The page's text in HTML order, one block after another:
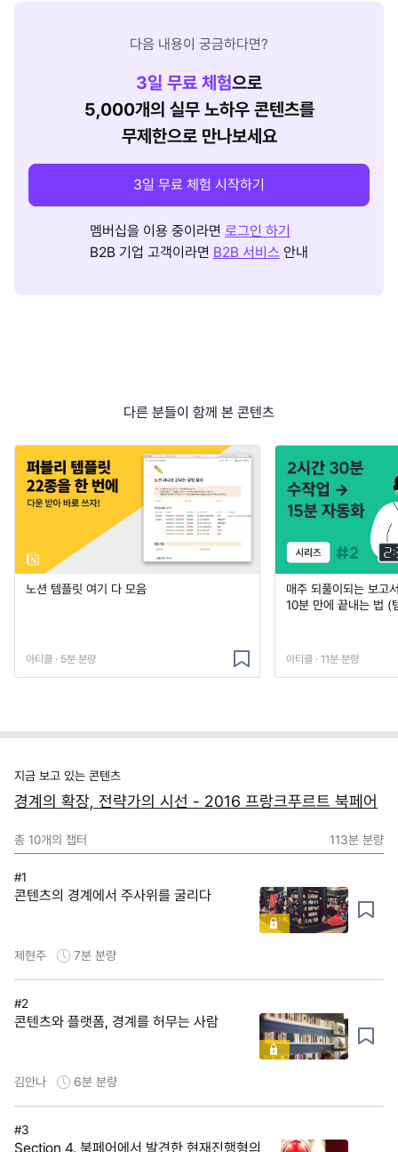
다음 내용이 궁금하다면?
3일 무료 체험으로
5,000개의 실무 노하우 콘텐츠를
무제한으로 만나보세요
3일 무료 체험 시작하기
멤버십을 이용 중이라면 로그인 하기
B2B 기업 고객이라면 B2B 서비스 안내
다른 분들이 함께 본 콘텐츠
노션 템플릿 여기 다 모음
아티클 · 5분 분량
매주 되풀이되는 보고
10분 만에 끝내는 법 (
아티클 · 11분 분량
지금 보고 있는 콘텐츠
경계의 확장, 전략가의 시선 - 2016 프랑크푸르트 북페어
총 10개의 챕터 113분 분량
#1
콘텐츠의 경계에서 주사위를 굴리다
제현주 7분 분량
#2
콘텐츠와 플랫폼, 경계를 허무는 사람
김안나 6분 분량
#3
Section 4. 북페어에서 발견한 현재진행형의